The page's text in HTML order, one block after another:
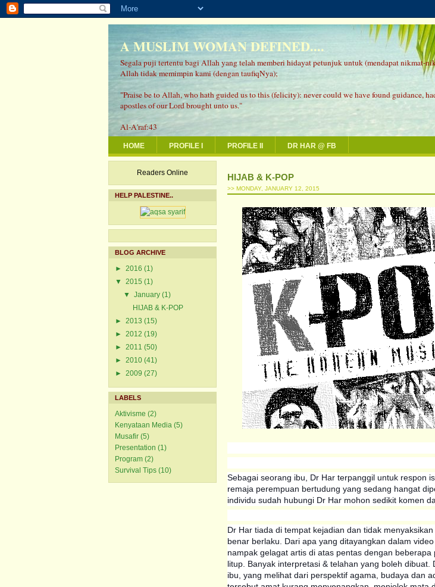
A MUSLIM WOMAN DEFINED....
Segala puji tertentu bagi Allah yang telah memberi hidayat petunjuk untuk (mendapat nikmat-
Allah tidak memimpin kami (dengan taufiqNya);
"Praise be to Allah, who hath guided us to this (felicity): never could we have found guidance,
apostles of our Lord brought unto us."
Al-A'raf:43
HOME PROFILE I PROFILE II DR HAR @ FB
Readers Online
HELP PALESTINE..
BLOG ARCHIVE
► 2016 (1)
▼ 2015 (1)
▼January(1)
HIJAB & K-POP
► 2013 (15)
► 2012 (19)
► 2011 (50)
► 2010 (41)
► 2009 (27)
LABELS
Aktivisme (2)
Kenyataan Media (5)
Musafir (5)
Presentation (1)
Program (2)
Survival Tips (10)
HIJAB & K-POP
>> MONDAY, JANUARY 12, 2015
Sebagai seorang ibu, Dr Har terpanggil untuk respon
remaja perempuan bertudung yang sedang hangat
individu sudah hubungi Dr Har mohon sedikit komen
Dr Har tiada di tempat kejadian dan tidak
benar berlaku. Dari apa yang ditayangkan dalam
nampak gelagat artis di atas pentas dengan beberapa
litup. Banyak interpretasi & telahan yang boleh dibuat.
ibu, yang melihat dari perspektif agama, budaya dan